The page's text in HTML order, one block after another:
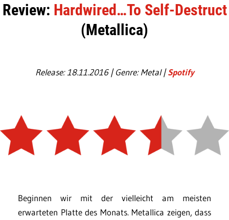
Review: Hardwired…To Self-Destruct
(Metallica)
Release: 18.11.2016 | Genre: Metal |Spotify
Beginnen wir mit der vielleicht am meisten
erwarteten Platte des Monats. Metallica zeigen, dass